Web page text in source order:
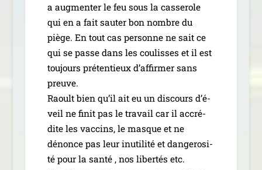
a aug­men­ter le feu sous la cas­se­role
qui en a fait sau­ter bon nombre du
piège. En tout cas per­sonne ne sait ce
qui se passe dans les cou­lisses et il est
tou­jours pré­ten­tieux d’af­fir­mer sans
preuve.
Raoult bien qu’il ait eu un dis­cours d’é­
veil ne finit pas le tra­vail car il accré­
dite les vac­cins, le masque et ne
dénonce pas leur inuti­li­té et dan­ge­ro­si­
té pour la san­té , nos liber­tés etc.